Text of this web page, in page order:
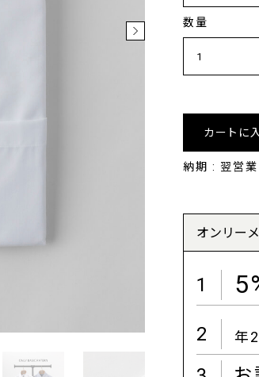
数量
カートに
納期 : 翌営
オンリー
1
2 年